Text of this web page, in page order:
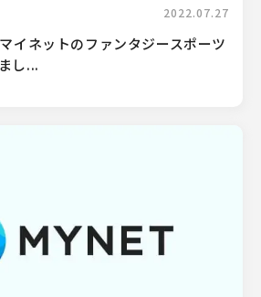
2022.07.27
マイネットのファンタジースポーツ
し...